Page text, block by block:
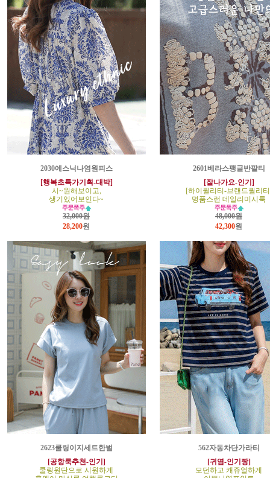
2030에스닉나염원피스
[행복초특가기획-대박]
시~원해보이고,
생기있어보인다~
32,000원
28,200원
2601베라스팽글반팔티
[잘나가요-인기]
[하이퀄리티-브랜드퀄리
명품스런 데일리미시룩
48,000원
42,300원
2623쿨링이지세트한벌
[공항룩추천-인기]
쿨링원단으로 시원하게
562자동차단가라티
[귀염-인기짱]
모던하고 캐쥬얼하게